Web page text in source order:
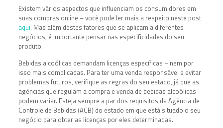
Existem vários aspectos que influenciam os consumidores em
suas compras online – você pode ler mais a respeito neste post
aqui. Mas além destes fatores que se aplicam a diferentes
negócios, é importante pensar nas especificidades do seu
produto.
Bebidas alcoólicas demandam licenças específicas – nem por
isso mais complicadas. Para ter uma venda responsável e evitar
problemas futuros, verifique as regras do seu estado, já que as
agências que regulam a compra e venda de bebidas alcoólicas
podem variar. Esteja sempre a par dos requisitos da Agência de
Controle de Bebidas (ACB) do estado em que está situado o seu
negócio para obter as licenças por eles determinadas.